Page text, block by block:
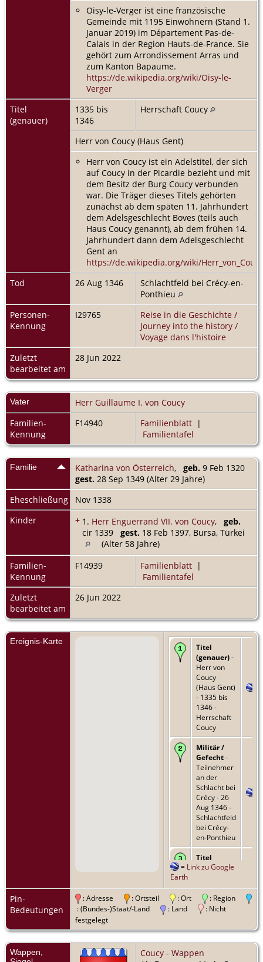
Oisy-le-Verger ist eine französische
Gemeinde mit 1195 Einwohnern (Stand 1.
Januar 2019) im Département Pas-de-
Calais in der Region Hauts-de-France. Sie
gehört zum Arrondissement Arras und
zum Kanton Bapaume.
https://de.wikipedia.org/wiki/Oisy-le-
Verger
Titel
(genauer)
1335 bis
1346
Herrschaft Coucy
Herr von Coucy (Haus Gent)
Herr von Coucy ist ein Adelstitel, der sich
auf Coucy in der Picardie bezieht und mit
dem Besitz der Burg Coucy verbunden
war. Die Träger dieses Titels gehörten
zunächst ab dem späten 11. Jahrhundert
dem Adelsgeschlecht Boves (teils auch
Haus Coucy genannt), ab dem frühen 14.
Jahrhundert dann dem Adelsgeschlecht
Gent an
https://de.wikipedia.org/wiki/Herr_von_Coucy
Tod
26 Aug 1346
Schlachtfeld bei Crécy-en-
Ponthieu
Personen-
Kennung
I29765
Reise in die Geschichte /
Journey into the history /
Voyage dans l'histoire
Zuletzt
bearbeitet am
28 Jun 2022
Vater
Herr Guillaume I. von Coucy
Familien-
Kennung
F14940 Familienblatt |
Familientafel
Familie Katharina von Österreich, geb. 9 Feb 1320
gest. 28 Sep 1349 (Alter 29 Jahre)
Eheschließung
Nov 1338
Kinder
+ 1. Herr Enguerrand VII. von Coucy, geb.
cir 1339 gest. 18 Feb 1397, Bursa, Türkei
(Alter 58 Jahre)
Familien-
Kennung
F14939 Familienblatt |
Familientafel
Zuletzt
bearbeitet am
26 Jun 2022
Ereignis-Karte
Titel
(genauer)-
Herr von
Coucy
(Haus Gent)
- 1335 bis
1346 -
Herrschaft
Coucy
Militär /
Gefecht-
Teilnehmer
an der
Schlacht bei
Crécy - 26
Aug 1346 -
Schlachtfeld
bei Crécy-
en-Ponthieu
Titel
(genauer)-
Fère - -
Herrschaft
La Fère
Titel
Marle - -
= Link zu Google
Earth
Pin-
Bedeutungen
: Adresse : Ortsteil : Ort
: Region
: (Bundes-)Staat/-Land
: Land
: Nicht
festgelegt
Wappen,
Coucy - Wappen